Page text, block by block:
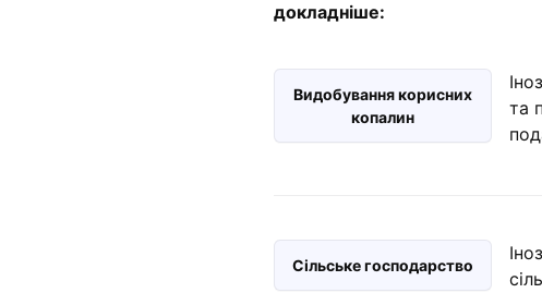
докладніше:
Видобування корисних
копалин
та
Сільське господарство